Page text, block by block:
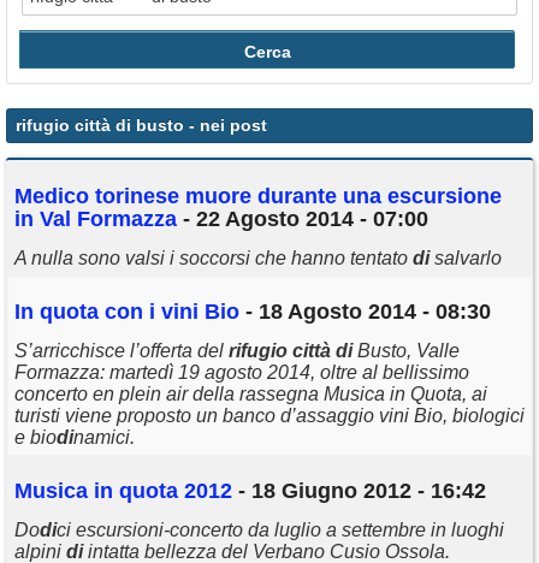
Eventi
Calendario
Annunci
rifugio città di busto - nei post
Medico torinese muore durante una escursione
in Val Formazza - 22 Agosto 2014 - 07:00
A nulla sono valsi i soccorsi che hanno tentato disalvarlo
In quota con i vini Bio - 18 Agosto 2014 - 08:30
S’arricchisce l’offerta del rifugio città diBusto, Valle
Formazza: martedì 19 agosto 2014, oltre al bellissimo
concerto en plein air della rassegna Musica in Quota, ai
turisti viene proposto un banco d’assaggio vini Bio, biologici
e biodinamici.
Musica in quota 2012 - 18 Giugno 2012 - 16:42
Dodici escursioni-concerto da luglio a settembre in luoghi
alpini diintatta bellezza del Verbano Cusio Ossola.